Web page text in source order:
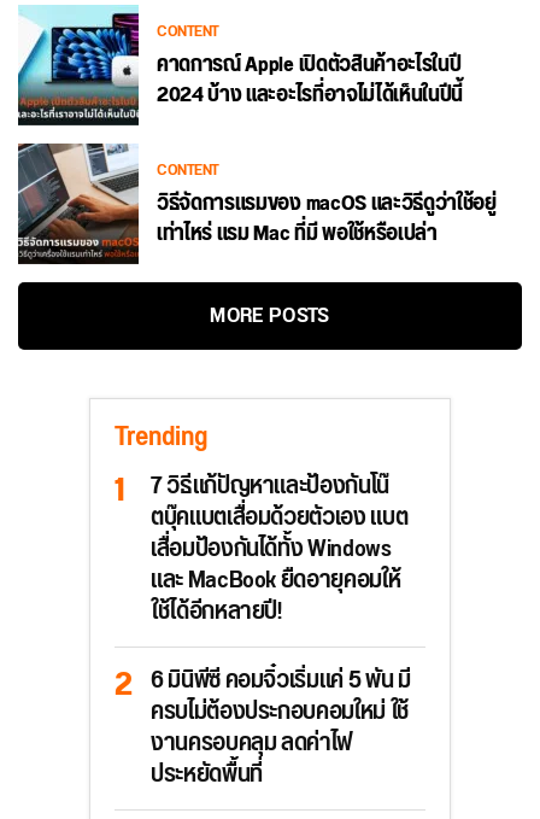
CONTENT
คาดการณ์ Apple เปิดตัวสินค้าอะไรในปี
2024 บ้าง และอะไรที่อาจไม่ได้เห็นในปีนี้
CONTENT
วิธีจัดการแรมของ macOS และวิธีดูว่าใช้อยู่
เท่าไหร่ แรม Mac ที่มี พอใช้หรือเปล่า
MORE POSTS
Trending
7 วิธีแก้ปัญหาและป้องกันโน๊
ตบุ๊คแบตเสื่อมด้วยตัวเอง แบต
เสื่อมป้องกันได้ทั้ง Windows
และ MacBook ยืดอายุคอมให้
ใช้ได้อีกหลายปี!
6 มินิพีซี คอมจิ๋วเริ่มแค่ 5 พัน มี
ครบไม่ต้องประกอบคอมใหม่ ใช้
งานครอบคลุม ลดค่าไฟ
ประหยัดพื้นที่